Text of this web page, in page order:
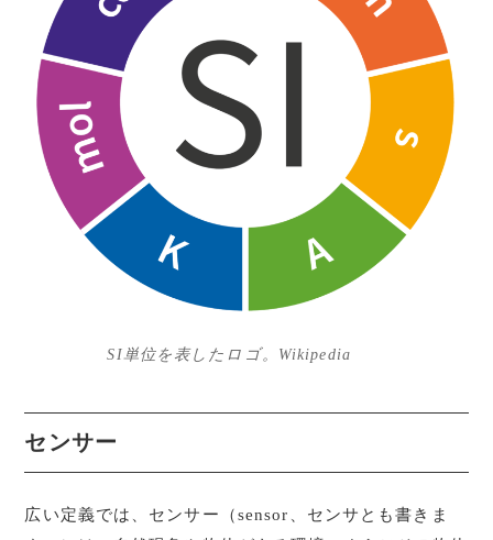
SI単位を表したロゴ。Wikipedia
センサー
広い定義では、センサー（sensor、センサとも書きま